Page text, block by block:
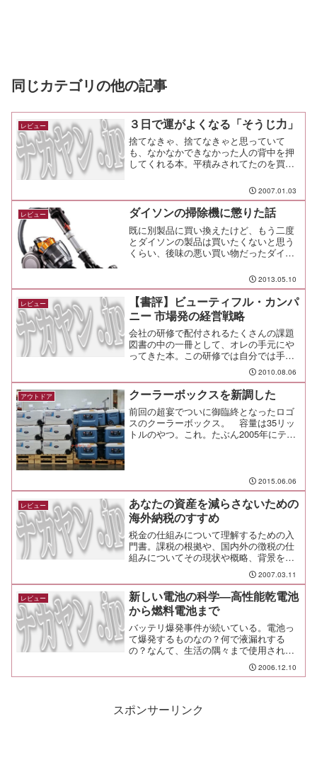
同じカテゴリの他の記事
レビュー ３日で運がよくなる「そうじ力」
捨てなきゃ、捨てなきゃと思っていて
も、なかなかできなかった人の背中を押
してくれる本。平積みされてたのを買っ
めるので気楽に読みたい時にどうぞ。
2007.01.03
レビュー ダイソンの掃除機に懲りた話
既に別製品に買い換えたけど、もう二度
とダイソンの製品は買いたくないと思う
くらい、後味の悪い買い物だったダイソ
っていて「こりゃもうダメだ！」と耐え
きれなくなり、国産の紙パック式掃除機
に買い換えたんだ...
2013.05.10
レビュー
【書評】ビューティフル・カンパ
ニー 市場発の経営戦略
会社の研修で配付されるたくさんの課題
図書の中の一冊として、オレの手元にや
ってきた本。この研修では自分では手に
取らなかったような本が配付されるんだ
けど、今回のビューティフル・カンパニ
ー 市場発の経営戦略も興味深く読ませて
もらった。著者は嶋口充...
2010.08.06
アウトドア クーラーボックスを新調した
前回の超宴でついに御臨終となったロゴ
スのクーラーボックス。 容量は35リッ
トルのやつ。これ。たぶん2005年にテン
2015.06.06
レビュー
あなたの資産を減らさないための
海外納税のすすめ
税金の仕組みについて理解するための入
門書。課税の根拠や、国内外の徴税の仕
組みについてその現状や概略、背景を簡
2007.03.11
レビュー
新しい電池の科学―高性能乾電池
から燃料電池まで
バッテリ爆発事件が続いている。電池っ
て爆発するものなの？何で液漏れする
の？なんて、生活の隅々まで使用されて
いる電池の素性を知りたくなったら読む
2006.12.10
スポンサーリンク